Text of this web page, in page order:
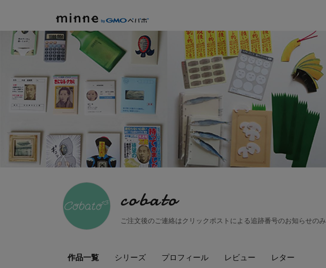
cobato
ご注文後のご連絡はクリックポストによる追跡番号のお知らせの
作品一覧 シリーズ プロフィール レビュー レター